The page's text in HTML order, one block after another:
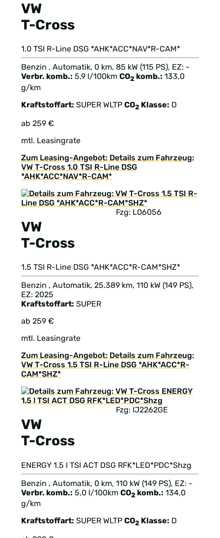
VW
T-Cross
1.0 TSI R-Line DSG *AHK*ACC*NAV*R-CAM*
Benzin , Automatik, 0 km, 85 kW (115 PS), EZ: -
Verbr. komb.: 5,9 l/100km CO2 komb.: 133,0
g/km
Kraftstoffart: SUPER WLTP CO2 Klasse: D
ab 259 €
mtl. Leasingrate
Zum Leasing-Angebot: Details zum Fahrzeug:
VW T-Cross 1.0 TSI R-Line DSG
*AHK*ACC*NAV*R-CAM*
VW
T-Cross
Fzg: L06056
1.5 TSI R-Line DSG *AHK*ACC*R-CAM*SHZ*
Benzin , Automatik, 25.389 km, 110 kW (149 PS),
EZ: 2025
Kraftstoffart: SUPER
ab 259 €
mtl. Leasingrate
Zum Leasing-Angebot: Details zum Fahrzeug:
VW T-Cross 1.5 TSI R-Line DSG *AHK*ACC*R-
CAM*SHZ*
VW
T-Cross
Fzg: IJ2262GE
ENERGY 1.5 l TSI ACT DSG RFK*LED*PDC*Shzg
Benzin , Automatik, 0 km, 110 kW (149 PS), EZ: -
Verbr. komb.: 5,0 l/100km CO2 komb.: 134,0
g/km
Kraftstoffart: SUPER WLTP CO2 Klasse: D